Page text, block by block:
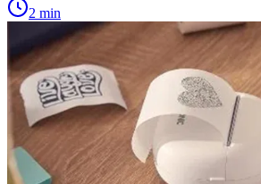
2 min